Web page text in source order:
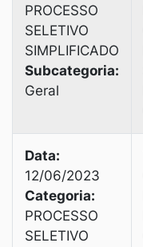
PROCESSO
SELETIVO
SIMPLIFICADO
Subcategoria:
Geral
Data:
12/06/2023
Categoria:
PROCESSO
SELETIVO